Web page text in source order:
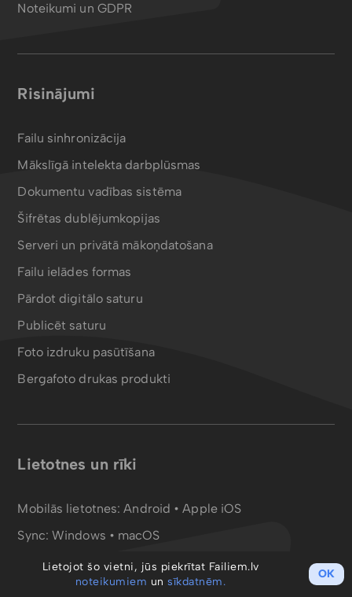
Noteikumi un GDPR
Risinājumi
Failu sinhronizācija
Mākslīgā intelekta darbplūsmas
Dokumentu vadības sistēma
Šifrētas dublējumkopijas
Serveri un privātā mākoņdatošana
Failu ielādes formas
Pārdot digitālo saturu
Publicēt saturu
Foto izdruku pasūtīšana
Bergafoto drukas produkti
Lietotnes un rīki
Mobilās lietotnes:Android •Apple iOS
Sync:Windows • macOS
Failu konvertors:PDF •MP4
WebDAV disks
Lietojot šo vietni, jūs piekrītat Failiem.lv
noteikumiem unsīkdatnēm.
OK